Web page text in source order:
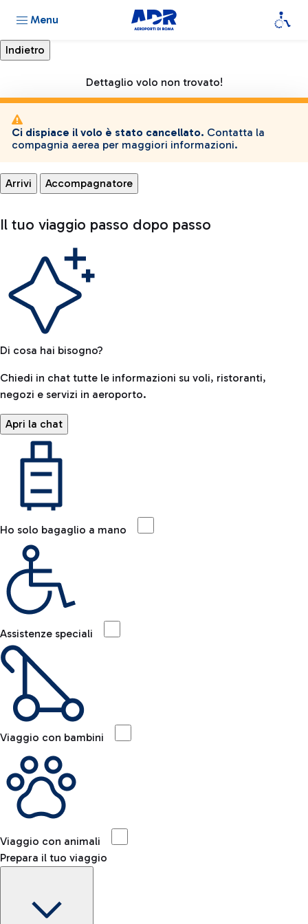
Menu
Dettaglio volo non trovato!
Ci dispiace il volo è stato cancellato. Contatta la
compagnia aerea per maggiori informazioni.
Arrivi Accompagnatore
Il tuo viaggio passo dopo passo
Di cosa hai bisogno?
Chiedi in chat tutte le informazioni su voli, ristoranti,
negozi e servizi in aeroporto.
Apri la chat
Ho solo bagaglio a mano
Assistenze speciali
Viaggio con bambini
Viaggio con animali
Prepara il tuo viaggio